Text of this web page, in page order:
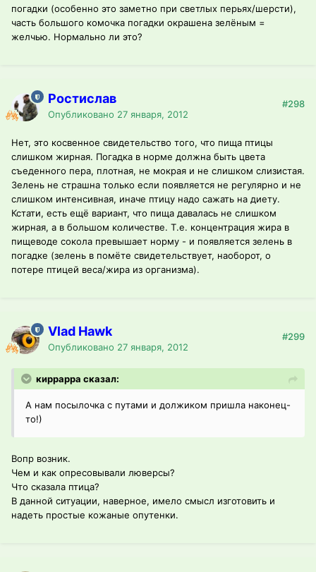
погадки (особенно это заметно при светлых перьях/шерсти),
часть большого комочка погадки окрашена зелёным =
желчью. Нормально ли это?
Ростислав
Опубликовано 27 января, 2012
#298
Нет, это косвенное свидетельство того, что пища птицы
слишком жирная. Погадка в норме должна быть цвета
съеденного пера, плотная, не мокрая и не слишком слизистая.
Зелень не страшна только если появляется не регулярно и не
слишком интенсивная, иначе птицу надо сажать на диету.
Кстати, есть ещё вариант, что пища давалась не слишком
жирная, а в большом количестве. Т.е. концентрация жира в
пищеводе сокола превышает норму - и появляется зелень в
погадке (зелень в помёте свидетельствует, наоборот, о
потере птицей веса/жира из организма).
Vlad Hawk
Опубликовано 27 января, 2012
#299
киррарра сказал:
А нам посылочка с путами и должиком пришла наконец-
то!)
Вопр возник.
Чем и как опресовывали люверсы?
Что сказала птица?
В данной ситуации, наверное, имело смысл изготовить и
надеть простые кожаные опутенки.